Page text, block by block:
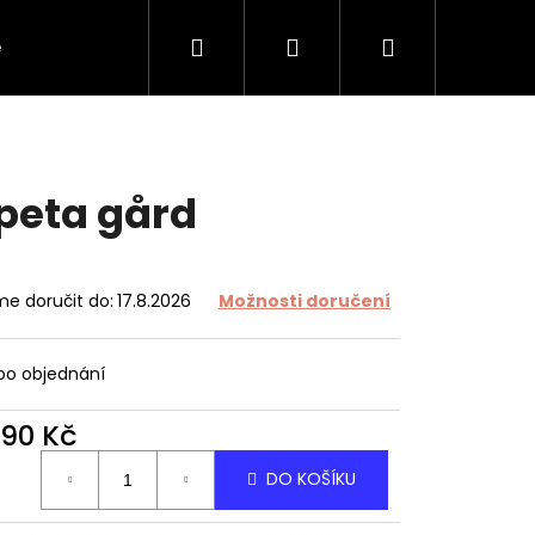
Kontakt
Hledat PřihlášeníNákupní
gård
doručit do: 17.8.2026 Možnosti doručení
objednání
Kč
DO KOŠÍKU